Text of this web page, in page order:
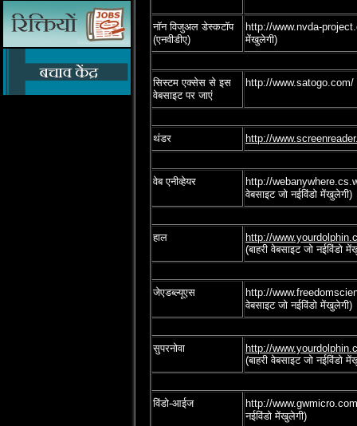
नॉन विजुअल डेस्‍कटॉप
(एनवीडीए)
http://www.nvda-
मेंखुलेगी)
सिस्‍टम एक्‍सेस से इस
वेबसाइट पर जाएं
http://www.satogo.com/
थंडर http://
वेब एनीव्‍हेयर
http://
वेबसाइट जो नईविंडो मेंखुलेगी)
हाल
http://
(बाहरी वेबसाइट जो नईविंडो
जेएडब्‍ल्‍यूएस
http://
वेबसाइट जो नईविंडो मेंखुलेगी)
सुपरनोवा
http://
(बाहरी वेबसाइट जो नईविंडो
विंडो-आईज
http://
नईविंडो मेंखुलेगी)